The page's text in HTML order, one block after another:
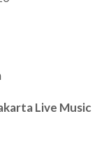
Live Music